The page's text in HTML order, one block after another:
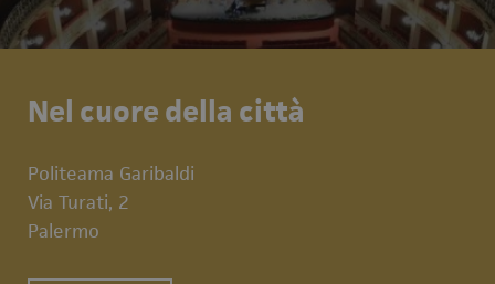
Nel cuore della città
Politeama Garibaldi
Via Turati, 2
Palermo